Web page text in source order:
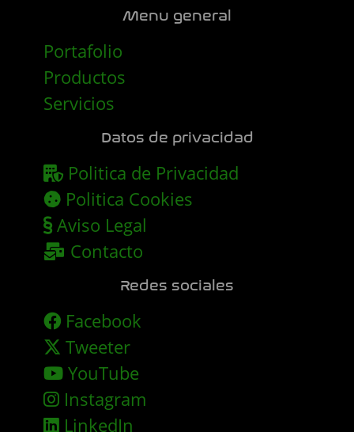
Menu general
Portafolio
Productos
Servicios
Datos de privacidad
Politica de Privacidad
Politica Cookies
Aviso Legal
Contacto
Redes sociales
Facebook
Tweeter
YouTube
Instagram
LinkedIn